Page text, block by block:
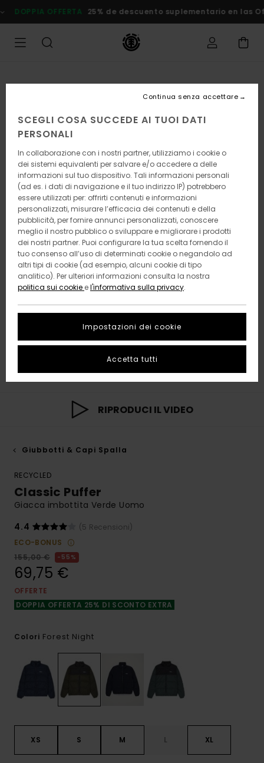
alle
informazioni
prodotto
DOPPIA OFFERTA 25% de descuento suplementario en
RIPRODUCI IL VIDEO
Giubbotti & Capi Spalla
RECYCLED
Classic Puffer
Giacca imbottita Verde Uomo
4.4
(5 Recensioni)
ECO-BONUS
155,00 €
55%
69,75 €
OFFERTE
DOPPIA OFFERTA 25% DI SCONTO EXTRA
Colori Forest Night
XS S M L XL
SCEGLI COSA SUCCEDE AI TUOI DATI
PERSONALI
In collaborazione con i nostri partner, utilizziamo i cookie o
dei sistemi equivalenti per salvare e/o accedere a delle
informazioni sul tuo dispositivo. Tali informazioni personali
(ad es. i dati di navigazione e il tuo indirizzo IP) potrebbero
essere utilizzati per: offrirti contenuti e informazioni
personalizzati, misurare l’efficacia dei contenuti e della
pubblicità, per fornire annunci personalizzati, conoscere
meglio il nostro pubblico o sviluppare e migliorare i prodotti
dei nostri partner. Puoi configurare la tua scelta fornendo il
tuo consenso all’uso di determinati cookie o negandolo ad
altri tipi di cookie (ad esempio, alcuni cookie di tipo
analitico). Per ulteriori informazioni consulta la nostra
politica sui cookie el'informativa sulla privacy.
Impostazioni dei cookie
Continua senza accettare
Accetta tutti